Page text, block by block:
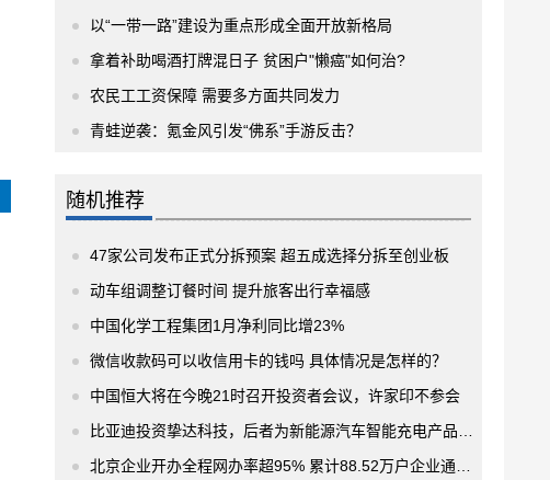
以“一带一路”建设为重点形成全面开放新格局
拿着补助喝酒打牌混日子 贫困户"懒癌"如何治?
农民工工资保障 需要多方面共同发力
青蛙逆袭：氪金风引发“佛系”手游反击？
随机推荐
47家公司发布正式分拆预案 超五成选择分拆至创业板
动车组调整订餐时间 提升旅客出行幸福感
中国化学工程集团1月净利同比增23%
微信收款码可以收信用卡的钱吗 具体情况是怎样的？
中国恒大将在今晚21时召开投资者会议，许家印不参会
比亚迪投资挚达科技，后者为新能源汽车智能充电产品服务商
北京企业开办全程网办率超95% 累计88.52万户企业通过全程电子化办理登记